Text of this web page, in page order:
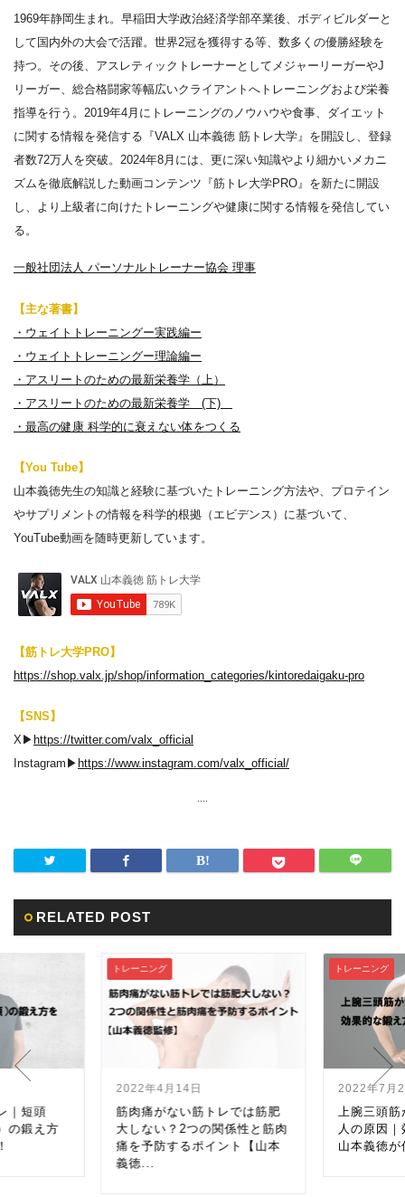
1969年静岡生まれ。早稲田大学政治経済学部卒業後、ボディビルダーと
して国内外の大会で活躍。世界2冠を獲得する等、数多くの優勝経験を
持つ。その後、アスレティックトレーナーとしてメジャーリーガーやJ
リーガー、総合格闘家等幅広いクライアントへトレーニングおよび栄養
指導を行う。2019年4月にトレーニングのノウハウや食事、ダイエット
に関する情報を発信する『VALX 山本義徳 筋トレ大学』を開設し、登録
者数72万人を突破。2024年8月には、更に深い知識やより細かいメカニ
ズムを徹底解説した動画コンテンツ『筋トレ大学PRO』を新たに開設
し、より上級者に向けたトレーニングや健康に関する情報を発信してい
る。
一般社団法人 パーソナルトレーナー協会 理事
【主な著書】
・ウェイトトレーニングー実践編ー
・ウェイトトレーニングー理論編ー
・アスリートのための最新栄養学（上）
・アスリートのための最新栄養学 (下)
・最高の健康 科学的に衰えない体をつくる
【You Tube】
山本義徳先生の知識と経験に基づいたトレーニング方法や、プロテイン
やサプリメントの情報を科学的根拠（エビデンス）に基づいて、
YouTube動画を随時更新しています。
【筋トレ大学PRO】
https://shop.valx.jp/shop/information_categories/kintoredaigaku-pro
【SNS】
X▶︎ https://twitter.com/valx_official
Instagram▶︎ https://www.instagram.com/valx_official/
....
RELATED POST
では筋肥
性と筋肉
ト【山本
トレーニング
2022年7月28日
上腕三頭筋が大きくならない
人の原因｜効果的な鍛え方を
山本義徳が伝授！
トレーニング
2022年7月
上腕三頭
（外側頭
を山本義徳